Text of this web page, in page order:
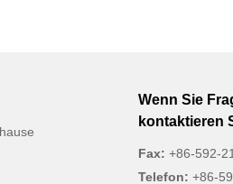
Wenn Sie
kontaktieren
Fax:+86-592-
Telefon:+86-